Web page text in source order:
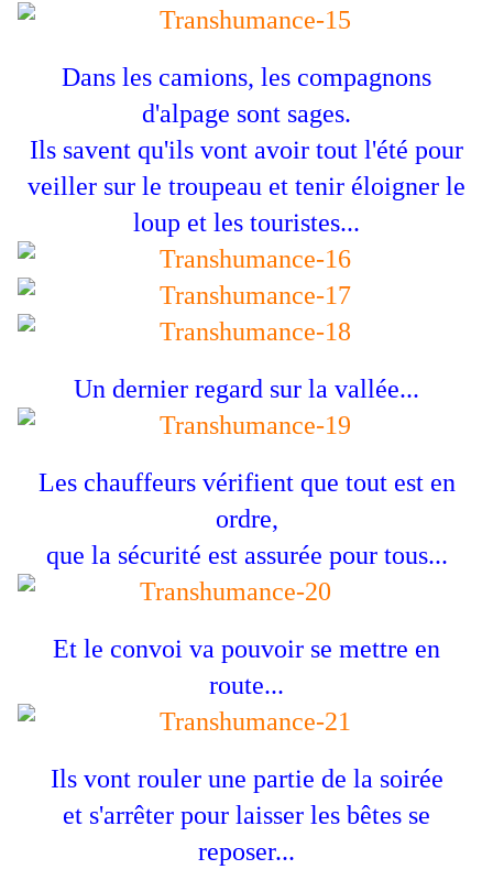
Dans les camions, les compagnons
d'alpage sont sages.
Ils savent qu'ils vont avoir tout l'été pour
veiller sur le troupeau et tenir éloigner le
loup et les touristes...
Un dernier regard sur la vallée...
Les chauffeurs vérifient que tout est en
ordre,
que la sécurité est assurée pour tous...
Et le convoi va pouvoir se mettre en
route...
Ils vont rouler une partie de la soirée
et s'arrêter pour laisser les bêtes se
reposer...